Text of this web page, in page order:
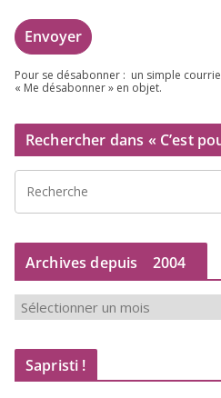
Pour se désa­bon­ner : un simple
« Me désa­bon­ner » en objet.
Rechercher dans « C’est
Archives depuis 2004
c
Sapristi !